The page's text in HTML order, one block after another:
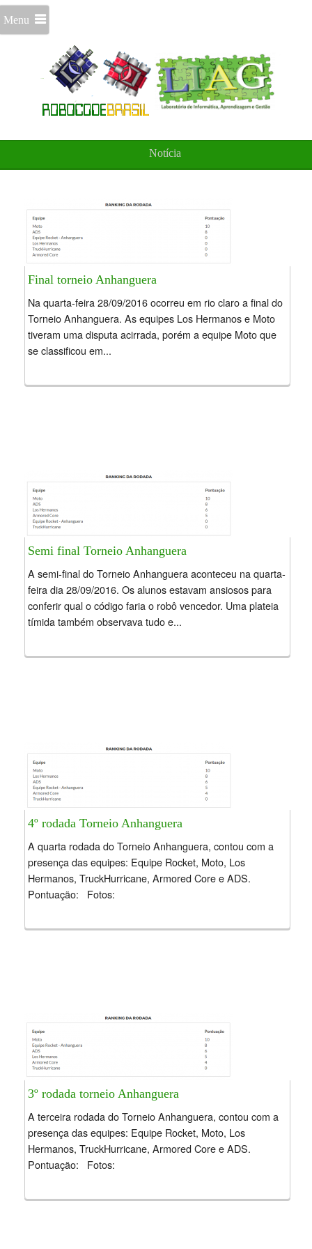
Menu
Notícia
Final torneio Anhanguera
Na quarta-feira 28/09/2016 ocorreu em rio claro a final do
Torneio Anhanguera. As equipes Los Hermanos e Moto
tiveram uma disputa acirrada, porém a equipe Moto que
se classificou em...
Semi final Torneio Anhanguera
A semi-final do Torneio Anhanguera aconteceu na quarta-
feira dia 28/09/2016. Os alunos estavam ansiosos para
conferir qual o código faria o robô vencedor. Uma plateia
tímida também observava tudo e...
4º rodada Torneio Anhanguera
A quarta rodada do Torneio Anhanguera, contou com a
presença das equipes: Equipe Rocket, Moto, Los
Hermanos, TruckHurricane, Armored Core e ADS.
Pontuação: Fotos:
3º rodada torneio Anhanguera
A terceira rodada do Torneio Anhanguera, contou com a
presença das equipes: Equipe Rocket, Moto, Los
Hermanos, TruckHurricane, Armored Core e ADS.
Pontuação: Fotos: